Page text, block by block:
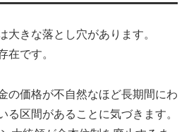
大きな落とし穴があります。
在です。
の価格が不自然なほど長期間にわ
る区間があることに気づきます。